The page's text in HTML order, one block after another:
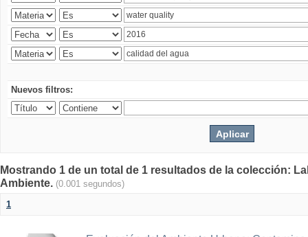
Nuevos filtros:
Mostrando 1 de un total de 1 resultados de la colección:
Ambiente. (0.001 segundos)
1